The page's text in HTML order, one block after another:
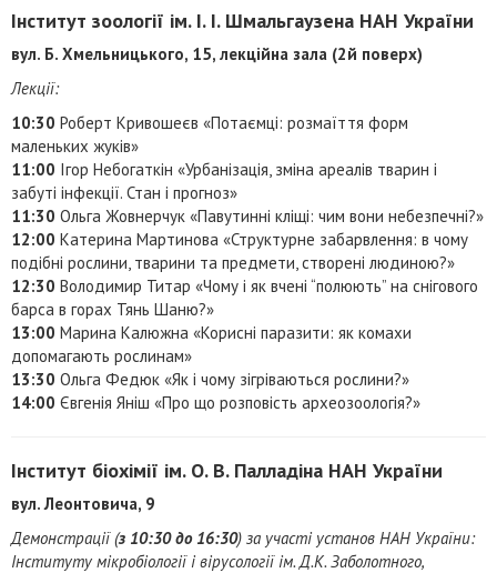
Інститут зоології ім. І. І. Шмальгаузена НАН України
вул. Б. Хмельницького, 15, лекційна зала (2й поверх)
Лекції:
10:30 Роберт Кривошеєв «Потаємці: розмаїття форм
маленьких жуків»
11:00 Iгор Небогаткін «Урбанізація, зміна ареалів тварин і
забуті інфекції. Стан і прогноз»
11:30 Ольга Жовнерчук «Павутинні кліщі: чим вони небезпечні?»
12:00 Катерина Мартинова «Структурне забарвлення: в чому
подібні рослини, тварини та предмети, створені людиною?»
12:30 Володимир Титар «Чому і як вчені “полюють” на снігового
барса в горах Тянь Шаню?»
13:00 Марина Калюжна «Корисні паразити: як комахи
допомагають рослинам»
13:30 Ольга Федюк «Як і чому зігріваються рослини?»
14:00 Євгенія Яніш «Про що розповість археозоологія?»
Інститут біохімії ім. О. В. Палладіна НАН України
вул. Леонтовича, 9
Демонстрації (з 10:30 до 16:30) за участі установ НАН України:
Інституту мікробіології і вірусології ім. Д.К. Заболотного,